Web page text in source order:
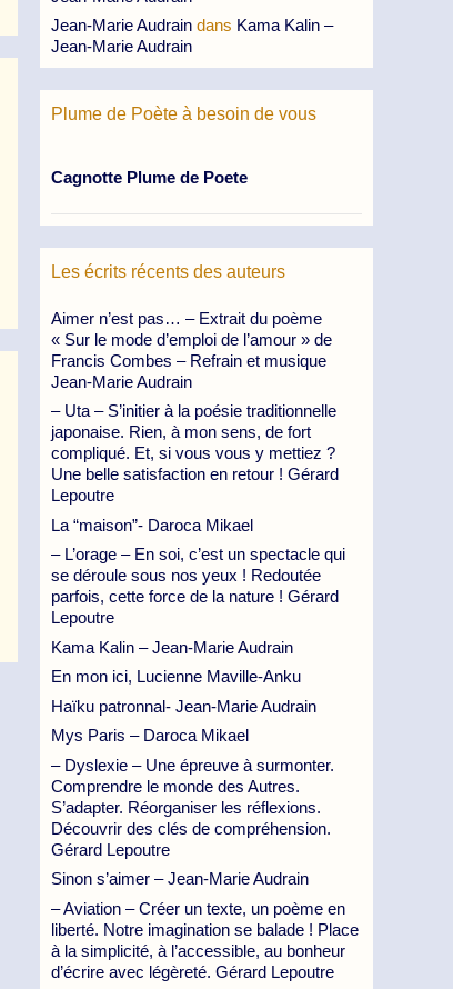
Jean-Marie Audrain dans Kama Kalin –
Jean-Marie Audrain
Plume de Poète à besoin de vous
Cagnotte Plume de Poete
Les écrits récents des auteurs
Aimer n’est pas… – Extrait du poème
« Sur le mode d’emploi de l’amour » de
Francis Combes – Refrain et musique
Jean-Marie Audrain
– Uta – S’initier à la poésie traditionnelle
japonaise. Rien, à mon sens, de fort
compliqué. Et, si vous vous y mettiez ?
Une belle satisfaction en retour ! Gérard
Lepoutre
La “maison”- Daroca Mikael
– L’orage – En soi, c’est un spectacle qui
se déroule sous nos yeux ! Redoutée
parfois, cette force de la nature ! Gérard
Lepoutre
Kama Kalin – Jean-Marie Audrain
En mon ici, Lucienne Maville-Anku
Haïku patronnal- Jean-Marie Audrain
Mys Paris – Daroca Mikael
– Dyslexie – Une épreuve à surmonter.
Comprendre le monde des Autres.
S’adapter. Réorganiser les réflexions.
Découvrir des clés de compréhension.
Gérard Lepoutre
Sinon s’aimer – Jean-Marie Audrain
– Aviation – Créer un texte, un poème en
liberté. Notre imagination se balade ! Place
à la simplicité, à l’accessible, au bonheur
d’écrire avec légèreté. Gérard Lepoutre